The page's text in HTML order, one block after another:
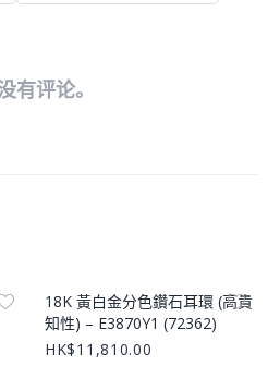
有评论。
Product Image
18K 黃白金分色鑽石耳環 (高貴
知性) – E3870Y1 (72362)
HK$11,810.00